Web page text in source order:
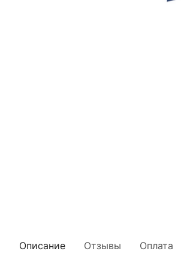
Описание Отзывы Оплата